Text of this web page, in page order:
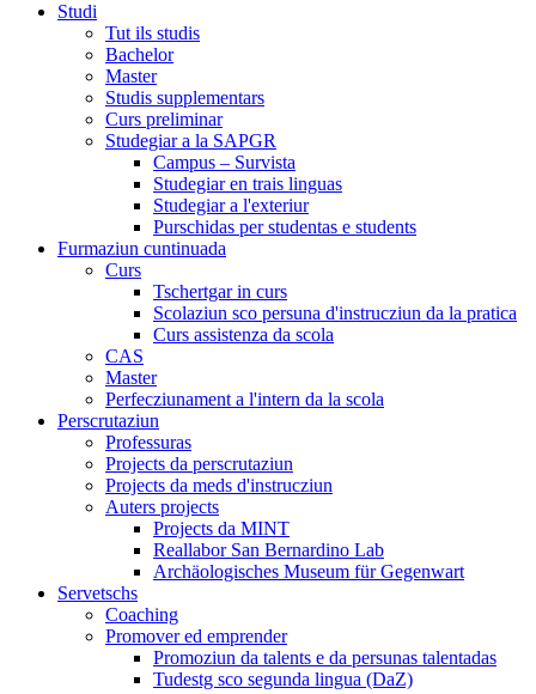
Studi
Tut ils studis
Bachelor
Master
Studis supplementars
Curs preliminar
Studegiar a la SAPGR
Campus – Survista
Studegiar en trais linguas
Studegiar a l'exteriur
Purschidas per studentas e students
Furmaziun cuntinuada
Curs
Tschertgar in curs
Scolaziun sco persuna d'instrucziun da la pratica
Curs assistenza da scola
CAS
Master
Perfecziunament a l'intern da la scola
Perscrutaziun
Professuras
Projects da perscrutaziun
Projects da meds d'instrucziun
Auters projects
Projects da MINT
Reallabor San Bernardino Lab
Archäologisches Museum für Gegenwart
Servetschs
Coaching
Promover ed emprender
Promoziun da talents e da persunas talentadas
Tudestg sco segunda lingua (DaZ)